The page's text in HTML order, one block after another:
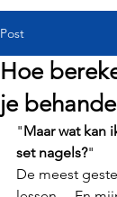
Post
Hoe
je
"Maar wat kan
set nagels?"
De meest